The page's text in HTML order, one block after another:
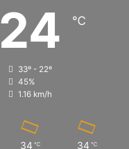
24 ℃
33º - 22º
45%
1.16 km/h
34 ℃ 34 ℃